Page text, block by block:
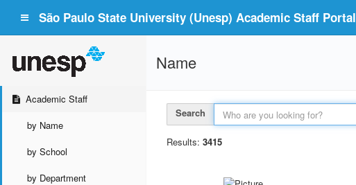
São Paulo State University (Unesp) Academic Staff Portal
Academic Staff
by Name
by School
by Department
Name
Search
Results: 3415